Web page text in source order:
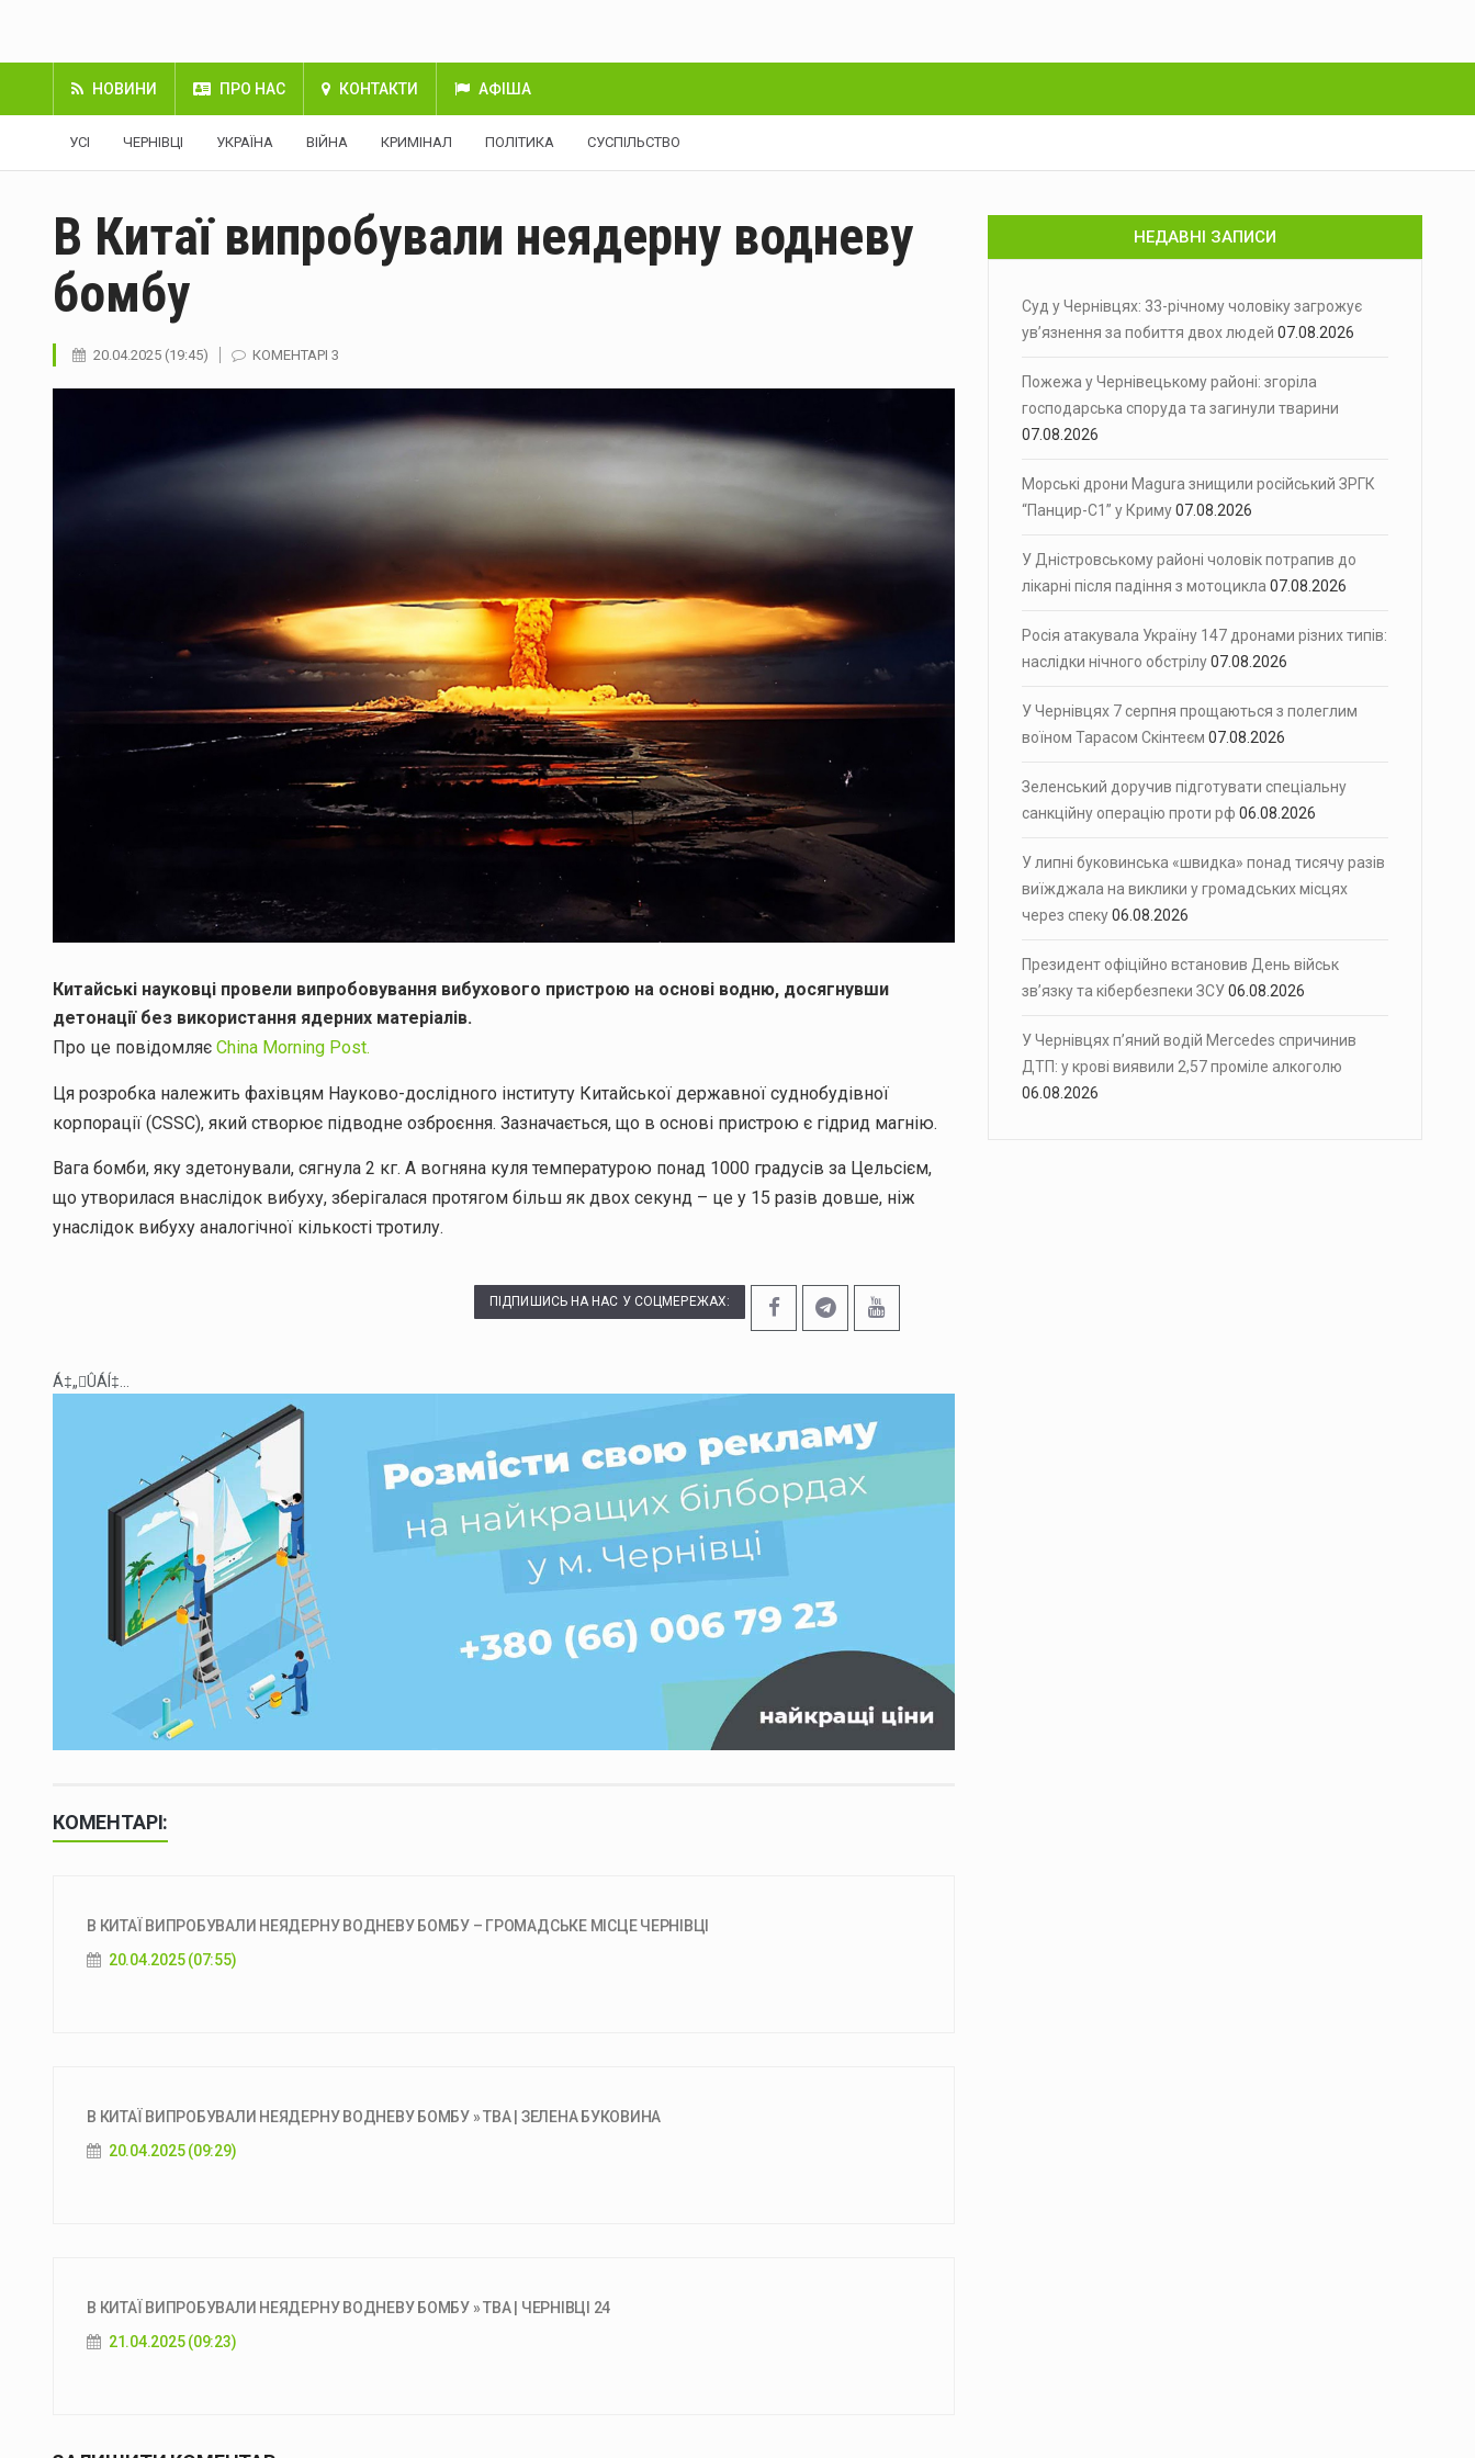
НОВИНИ ПРО НАС КОНТАКТИ АФІША
УСІ ЧЕРНІВЦІ УКРАЇНА ВІЙНА КРИМІНАЛ ПОЛІТИКА СУСПІЛЬСТВО
В Китаї випробували неядерну водневу
бомбу
20.04.2025 (19:45) КОМЕНТАРІ 3
Китайські науковці провели випробовування вибухового пристрою на основі водню, досягнувши
детонації без використання ядерних матеріалів.
Про це повідомляє China Morning Post.
Ця розробка належить фахівцям Науково-дослідного інституту Китайської державної суднобудівної
корпорації (CSSC), який створює підводне озброєння. Зазначається, що в основі пристрою є гідрид магнію.
Вага бомби, яку здетонували, сягнула 2 кг. А вогняна куля температурою понад 1000 градусів за Цельсієм,
що утворилася внаслідок вибуху, зберігалася протягом більш як двох секунд – це у 15 разів довше, ніж
унаслідок вибуху аналогічної кількості тротилу.
ПІДПИШИСЬ НА НАС У СОЦМЕРЕЖАХ:
Á‡„ÛÁÍ‡...
КОМЕНТАРІ:
В КИТАЇ ВИПРОБУВАЛИ НЕЯДЕРНУ ВОДНЕВУ БОМБУ – ГРОМАДСЬКЕ МІСЦЕ ЧЕРНІВЦІ
20.04.2025 (07:55)
В КИТАЇ ВИПРОБУВАЛИ НЕЯДЕРНУ ВОДНЕВУ БОМБУ » ТВА | ЗЕЛЕНА БУКОВИНА
20.04.2025 (09:29)
В КИТАЇ ВИПРОБУВАЛИ НЕЯДЕРНУ ВОДНЕВУ БОМБУ » ТВА | ЧЕРНІВЦІ 24
21.04.2025 (09:23)
НЕДАВНІ ЗАПИСИ
Суд у Чернівцях: 33-річному чоловіку загрожує
ув’язнення за побиття двох людей 07.08.2026
Пожежа у Чернівецькому районі: згоріла
господарська споруда та загинули тварини
07.08.2026
Морські дрони Magura знищили російський ЗРГК
“Панцир-С1” у Криму07.08.2026
У Дністровському районі чоловік потрапив до
лікарні після падіння з мотоцикла 07.08.2026
Росія атакувала Україну 147 дронами різних типів:
наслідки нічного обстрілу07.08.2026
У Чернівцях 7 серпня прощаються з полеглим
воїном Тарасом Скінтеєм 07.08.2026
Зеленський доручив підготувати спеціальну
санкційну операцію проти рф 06.08.2026
У липні буковинська «швидка» понад тисячу разів
виїжджала на виклики у громадських місцях
через спеку06.08.2026
Президент офіційно встановив День військ
зв’язку та кібербезпеки ЗСУ06.08.2026
У Чернівцях п’яний водій Mercedes спричинив
ДТП: у крові виявили 2,57 проміле алкоголю
06.08.2026